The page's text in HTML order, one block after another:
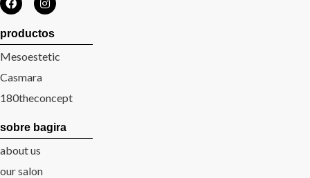
productos
Mesoestetic
Casmara
180theconcept
sobre bagira
about us
our salon